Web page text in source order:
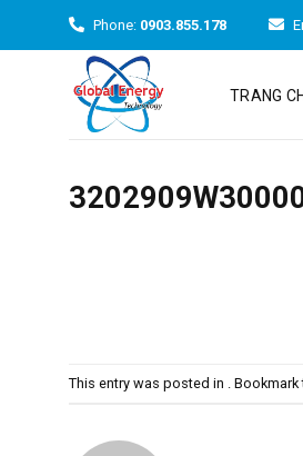
Phone: 0903.855.178
TRANG
This entry was posted in . Bookmark